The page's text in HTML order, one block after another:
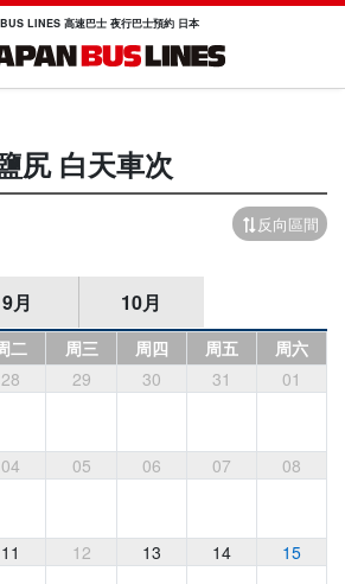
LINES 高速巴士 夜行巴士預約 日本
尻 白天車次
反向區間
9月 10月
二 周三 周四 周五
周六
28 29 30 31 01
04 05 06 07 08
11 12 13 14 15